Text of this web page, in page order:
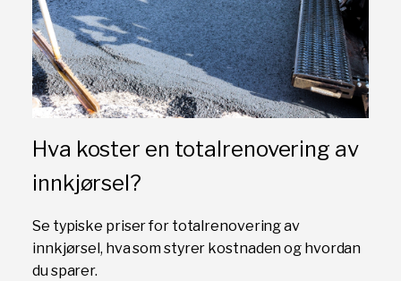
Hva koster en totalrenovering av
innkjørsel?
Se typiske priser for totalrenovering av
innkjørsel, hva som styrer kostnaden og hvordan
du sparer.